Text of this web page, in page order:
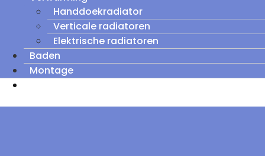
Handdoekradiator
Verticale radiatoren
Elektrische radiatoren
Baden
Montage